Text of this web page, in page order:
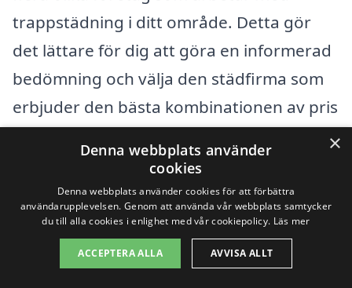
trappstädning i ditt område. Detta gör
det lättare för dig att göra en informerad
bedömning och välja den städfirma som
erbjuder den bästa kombinationen av pris
Har du specifika krav eller önskemål kan
det vara bra att kommunicera detta i ditt
offertförfrågan, så att städfirman kan ge
dig en så exakt kostnadsberäkning som
×
Denna webbplats använder
cookies
Denna webbplats använder cookies för att förbättra
användarupplevelsen. Genom att använda vår webbplats samtycker
du till alla cookies i enlighet med vår cookiepolicy. Läs mer
ACCEPTERA ALLA AVVISA ALLT